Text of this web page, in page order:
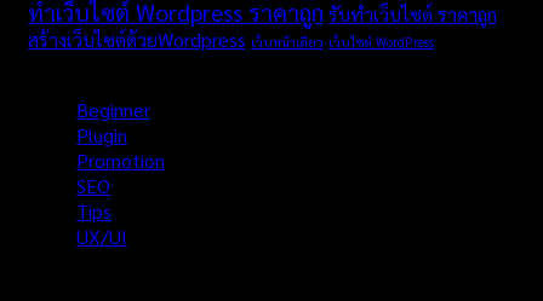
ทำเว็บไซต์ Wordpress ราคาถูก รับทำเว็บไซต์ ราคาถูก
สร้างเว็บไซต์ด้วยWordpress เว็บหน้าเดียว เว็บไซต์ WordPress
Beginner
Plugin
Promotion
SEO
Tips
UX/UI